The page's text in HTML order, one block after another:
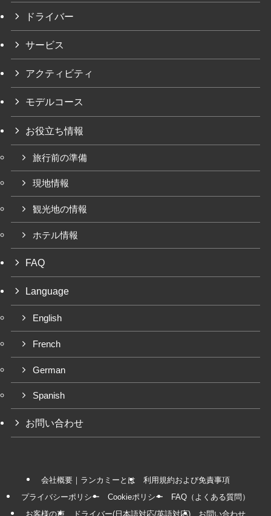
ドライバー
サービス
アクティビティ
モデルコース
お役立ち情報
旅行前の準備
現地情報
観光地の情報
ホテル情報
FAQ
Language
English
French
German
Spanish
お問い合わせ
会社概要｜ランカミーとは
利用規約および免責事項
プライバシーポリシー
Cookieポリシー
FAQ（よくある質問）
お客様の声
ドライバー(日本語対応/英語対応) お問い合わせ